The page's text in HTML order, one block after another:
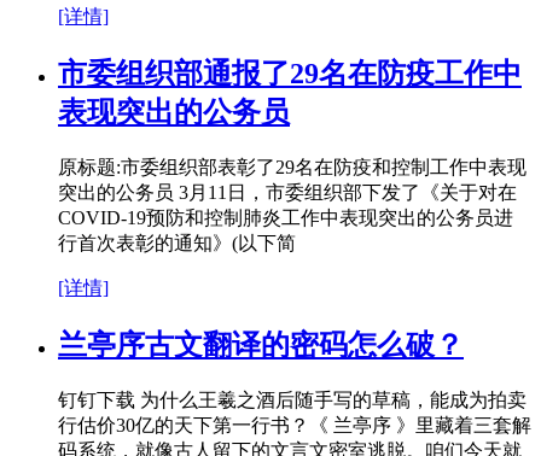
[详情]
市委组织部通报了29名在防疫工作中
表现突出的公务员
原标题:市委组织部表彰了29名在防疫和控制工作中表现
突出的公务员 3月11日，市委组织部下发了《关于对在
COVID-19预防和控制肺炎工作中表现突出的公务员进
行首次表彰的通知》(以下简
[详情]
兰亭序古文翻译的密码怎么破？
钉钉下载 为什么王羲之酒后随手写的草稿，能成为拍卖
行估价30亿的天下第一行书？《 兰亭序 》里藏着三套解
码系统，就像古人留下的文言文密室逃脱。咱们今天就